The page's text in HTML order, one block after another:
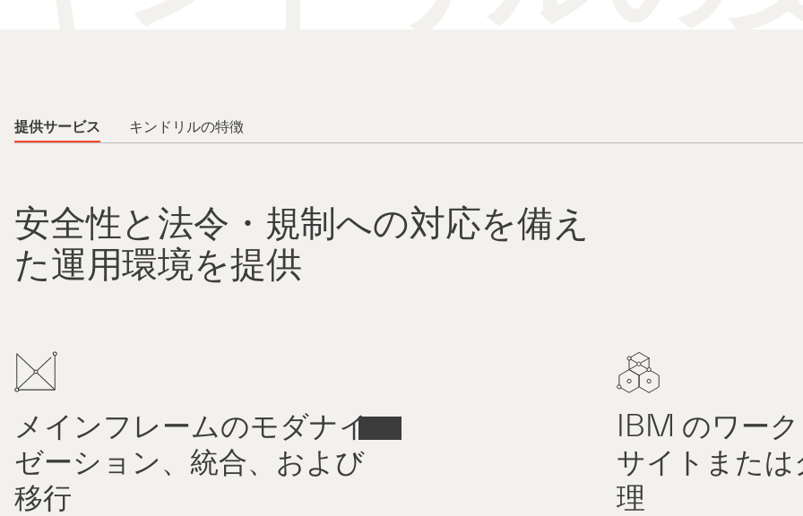
提供サービス キンドリルの特徴
安全性と法令・規制への対応を備え
た運用環境を提供
メインフレームのモダナイ
ゼーション、統合、および
移行
IBM のワー
サイトまた
理